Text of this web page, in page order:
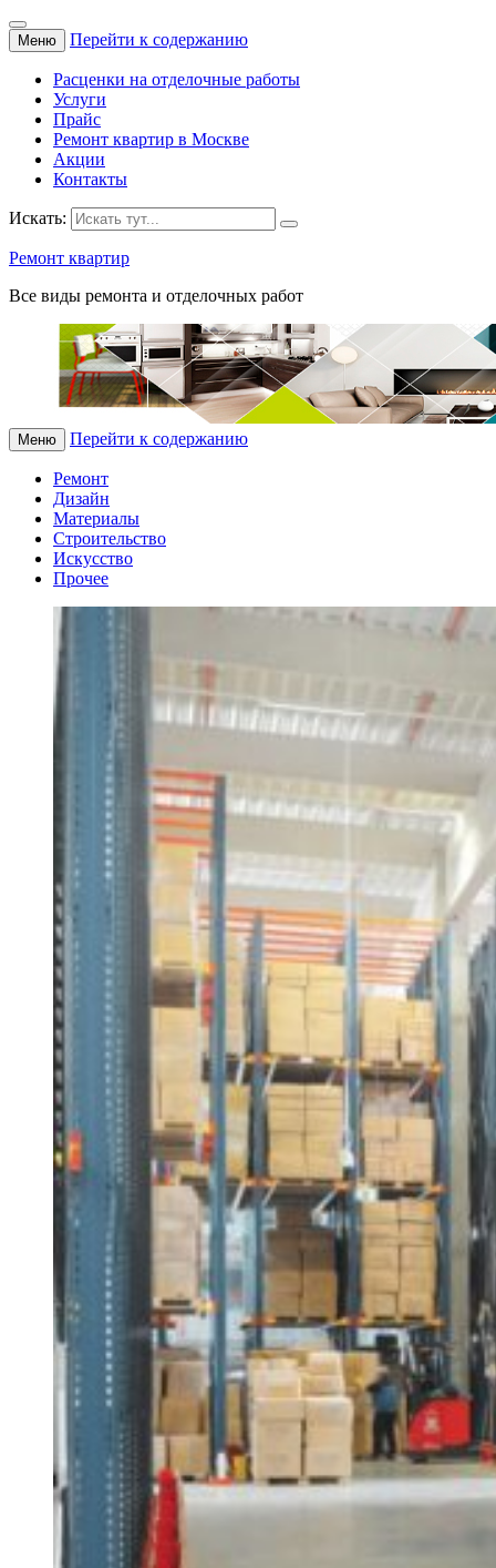
Меню Перейти к содержанию
Расценки на отделочные работы
Услуги
Прайс
Ремонт квартир в Москве
Акции
Контакты
Искать:
Ремонт квартир
Все виды ремонта и отделочных работ
Меню Перейти к содержанию
Ремонт
Дизайн
Материалы
Строительство
Искусство
Прочее